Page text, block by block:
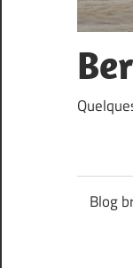
Blog